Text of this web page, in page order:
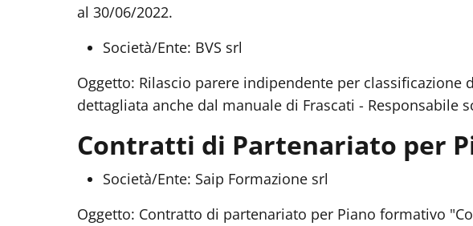
al 30/06/2022.
Società/Ente: BVS srl
Oggetto: Rilascio parere indipendente per
dettagliata anche dal manuale di Frascati - Responsabile
Contratti di Partenariato per
Società/Ente: Saip Formazione srl
Oggetto: Contratto di partenariato per Piano formativo